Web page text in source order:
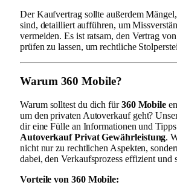
Der Kaufvertrag sollte außerdem
sind, detailliert aufführen, um
vermeiden. Es ist ratsam, den Vertrag
prüfen zu lassen, um rechtliche
Warum 360 Mobile?
Warum solltest du dich für360 Mobile
um den privaten Autoverkauf geht?
dir eine Fülle an Informationen und
Autoverkauf Privat Gewährleistung.
nicht nur zu rechtlichen Aspekten,
dabei, den Verkaufsprozess effizient und
Vorteile von 360 Mobile: